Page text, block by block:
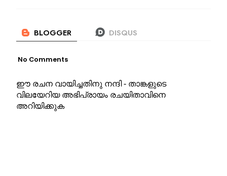
No Comments
ഈ രചന വായിച്ചതിനു നന്ദി - താങ്കളുടെ
വിലയേറിയ അഭിപ്രായം രചയിതാവിനെ
അറിയിക്കുക